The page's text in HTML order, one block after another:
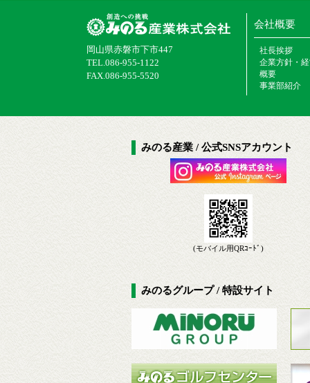
岡山県赤磐市下市447
TEL.086-955-1122
FAX.086-955-5520
会社概要
社長挨拶
企業方針・
概要
事業部紹介
みのる産業 / 公式SNSアカウント
(モバイル用QRｺｰﾄﾞ)
みのるグループ / 特設サイト